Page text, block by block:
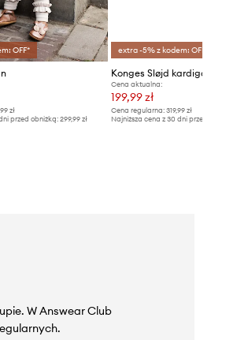
OFF*
zł
przed obniżką:299,99 zł
extra -5% z kodem: OFF*
Cena aktualna:
199,99 zł
Cena regularna: 319,99 zł
Najniższa cena z 30 dni przed obniżką:
W Answear Club